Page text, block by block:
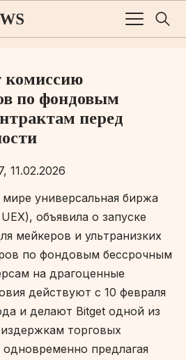
комиссию
по фондовым
перед
11.02.2026
универсальная биржа
объявила о запуске
мейкеров и ультранизких
по фондовым бессрочным
на драгоценные
действуют с 10 февраля
и делают Bitget одной из
торговых
предлагая